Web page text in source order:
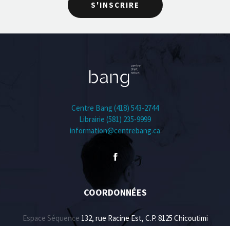
S'INSCRIRE
Centre Bang (418) 543-2744
Librairie (581) 235-9999
information@centrebang.ca
COORDONNÉES
Espace Séquence 132, rue Racine Est, C.P. 8125 Chicoutimi